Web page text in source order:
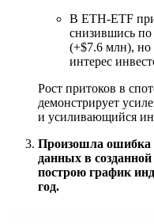
В ETH-ETF
снизившись
(+$7.6 млн), но
интерес
Рост притоков в
демонстрирует
и усиливающийся
Произошла ошибка
данных в
построю график
год.